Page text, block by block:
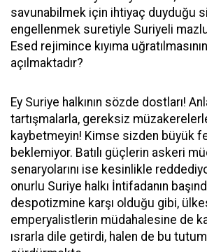
savunabilmek için ihtiyaç duyduğu
engellenmek suretiyle Suriyeli
Esed rejimince kıyıma
açılmaktadır?
Ey Suriye halkının sözde dostları!
tartışmalarla, gereksiz
kaybetmeyin! Kimse sizden büyük
beklemiyor. Batılı güçlerin askeri
senaryolarını ise kesinlikle
onurlu Suriye halkı İntifadanın
despotizmine karşı olduğu gibi,
emperyalistlerin müdahalesine de
ısrarla dile getirdi, halen de bu